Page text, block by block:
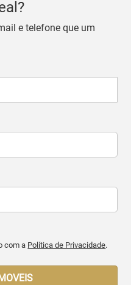
e telefone que um
com a Política de Privacidade.